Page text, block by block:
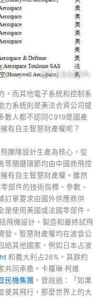
，而其他電子系統和控制系
力系統則是美法合資公司提
數人都不認同C919是國產
有自主智慧財產權呢？
團隊設計生產為核心，從
等關鍵環節均由中國商飛控
有自主智慧財產權。雖然
部件的技術指標、參數、
訂單要求由國外供應商供
是使用美國或法國零部件。
飛機設計、製造和最終試飛
發、智慧財產權均在波音公
給其他國家，例如日本占波
和義大利占26%，其餘約
共同承擔。卡羅琳·柯維
民機集團 ，曾說過：「如果
使其飛行，那麼世界上的大